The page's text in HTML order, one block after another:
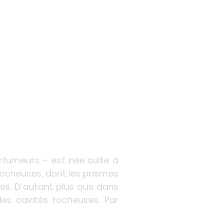
– est née suite à
dont les prismes
D’autant plus que dans
cavités rocheuses. Par